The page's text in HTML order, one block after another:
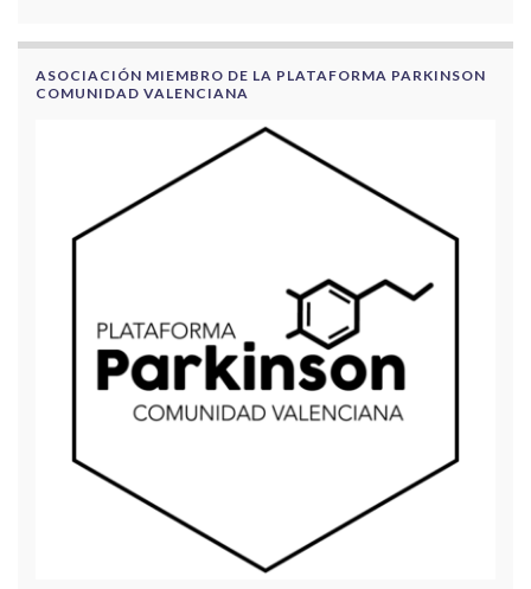
ASOCIACIÓN MIEMBRO DE LA PLATAFORMA PARKINSON
COMUNIDAD VALENCIANA